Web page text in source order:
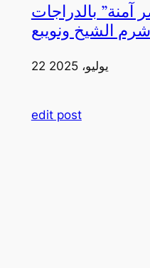
بالدراجات
شرم الشيخ ونويبع
22 يوليو، 2025
edit post